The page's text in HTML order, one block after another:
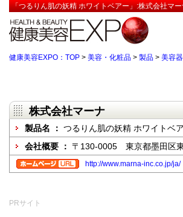
「つるりん肌の妖精 ホワイトベアー」:株式会社マ
健康美容EXPO：TOP > 美容・化粧品 > 製品 > 美容
株式会社マーナ
製品名 ： つるりん肌の妖精 ホワイトベ
会社概要 ： 〒130-0005 東京都墨田区
http://www.marna-inc.co.jp/ja/
PRサイト